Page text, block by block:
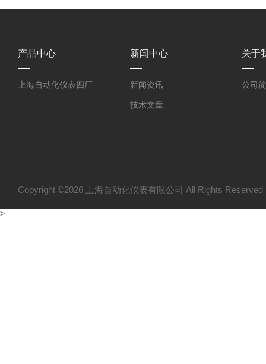
产品中心
上海自动化仪表四厂
新闻中心
新闻资讯
技术文章
关于
公司
Copyright ©2026 上海自动化仪表有限公司 All Rights
>